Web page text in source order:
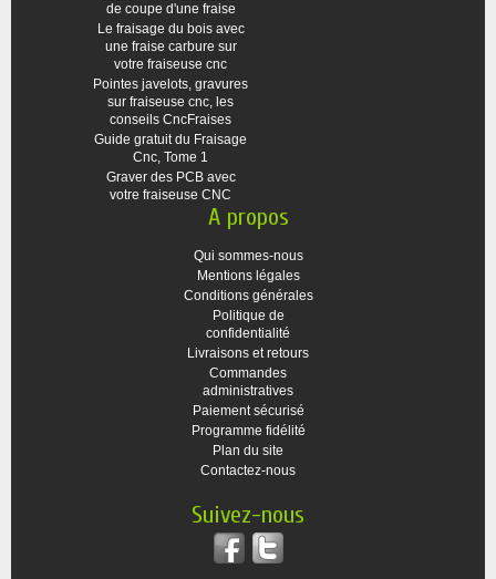
de coupe d'une fraise
Le fraisage du bois avec
une fraise carbure sur
votre fraiseuse cnc
Pointes javelots, gravures
sur fraiseuse cnc, les
conseils CncFraises
Guide gratuit du Fraisage
Cnc, Tome 1
Graver des PCB avec
votre fraiseuse CNC
A propos
Qui sommes-nous
Mentions légales
Conditions générales
Politique de
confidentialité
Livraisons et retours
Commandes
administratives
Paiement sécurisé
Programme fidélité
Plan du site
Contactez-nous
Suivez-nous